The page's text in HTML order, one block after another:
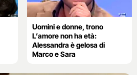
Uomini e donne, trono
L’amore non ha età:
Alessandra è gelosa di
Marco e Sara